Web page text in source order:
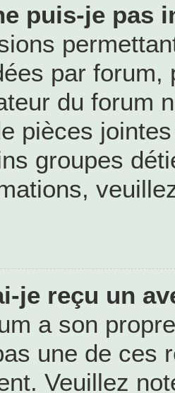
puis-je pas
par forum,
du forum
pièces
groupes
je reçu un
a son
une de ces
Veuillez